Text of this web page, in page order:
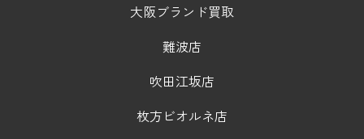
大阪ブランド買取
難波店
吹田江坂店
枚方ビオルネ店